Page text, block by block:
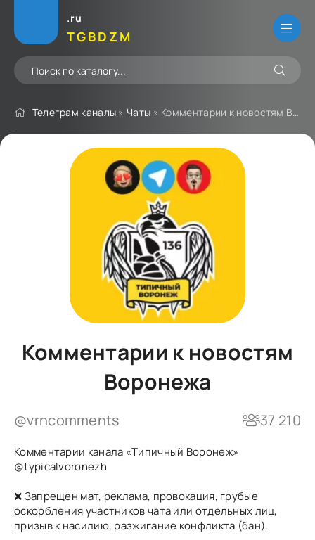
.ru
TGBDZM
Телеграм каналы » Чаты » Комментарии к новостям Воронежа
Комментарии к новостям
Воронежа
@vrncomments 37 210
Комментарии канала «Типичный Воронеж»
@typicalvoronezh
❌ Запрещен мат, реклама, провокация, грубые
оскорбления участников чата или отдельных лиц,
призыв к насилию, разжигание конфликта (бан).